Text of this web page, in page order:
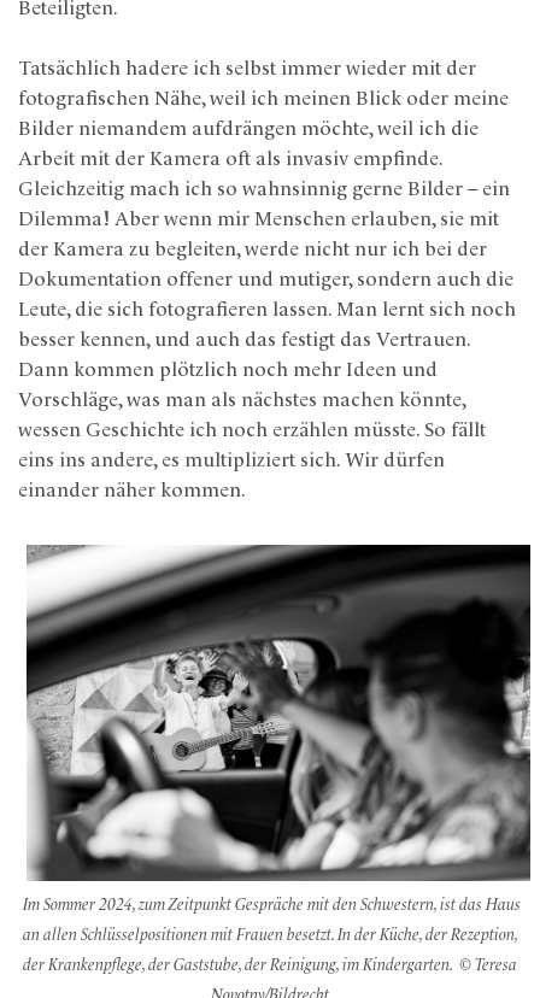
Beteiligten.
Tatsächlich hadere ich selbst immer wieder mit der
fotografischen Nähe, weil ich meinen Blick oder meine
Bilder niemandem aufdrängen möchte, weil ich die
Arbeit mit der Kamera oft als invasiv empfinde.
Gleichzeitig mach ich so wahnsinnig gerne Bilder – ein
Dilemma! Aber wenn mir Menschen erlauben, sie mit
der Kamera zu begleiten, werde nicht nur ich bei der
Dokumentation offener und mutiger, sondern auch die
Leute, die sich fotografieren lassen. Man lernt sich noch
besser kennen, und auch das festigt das Vertrauen.
Dann kommen plötzlich noch mehr Ideen und
Vorschläge, was man als nächstes machen könnte,
wessen Geschichte ich noch erzählen müsste. So fällt
eins ins andere, es multipliziert sich. Wir dürfen
einander näher kommen.
Im Sommer 2024, zum Zeitpunkt Gespräche mit den Schwestern, ist das Haus
an allen Schlüsselpositionen mit Frauen besetzt. In der Küche, der Rezeption,
der Krankenpflege, der Gaststube, der Reinigung, im Kindergarten. © Teresa